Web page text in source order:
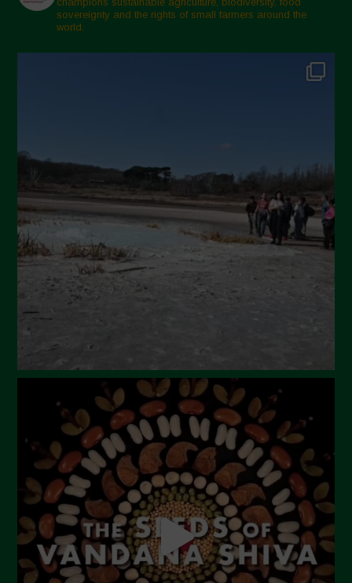
Febbraio 2025
Gennaio 2025
Settembre 2024
Luglio 2024
Maggio 2024
Aprile 2024
Marzo 2024
Febbraio 2024
Ottobre 2023
Settembre 2023
Agosto 2023
Luglio 2023
Giugno 2023
Maggio 2023
Aprile 2023
sovereignty and the rights of small farmers around the
world.